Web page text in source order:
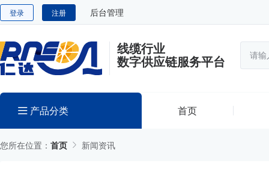
登录 注册 后台管理
线缆行业
数字供应链服务平台
产品分类 首页
您所在位置： 首页 新闻资讯